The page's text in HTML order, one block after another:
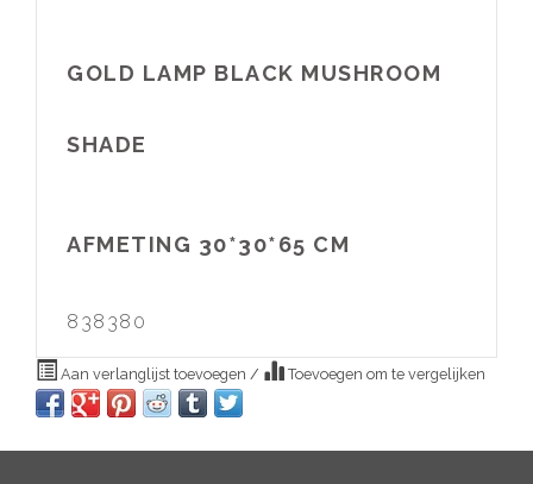
GOLD LAMP BLACK MUSHROOM
SHADE
AFMETING 30*30*65 CM
838380
Aan verlanglijst toevoegen / Toevoegen om te vergelijken